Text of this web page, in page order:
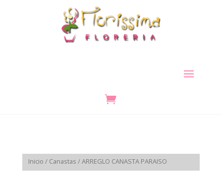

Inicio / Canastas / ARREGLO CANASTA PARAISO